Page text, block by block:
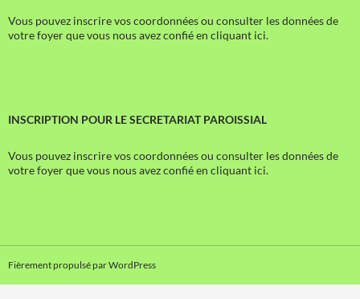
Vous pouvez inscrire vos coordonnées ou consulter les données de
votre foyer que vous nous avez confié en cliquant ici.
INSCRIPTION POUR LE SECRETARIAT PAROISSIAL
Vous pouvez inscrire vos coordonnées ou consulter les données de
votre foyer que vous nous avez confié en cliquant ici.
Fièrement propulsé par WordPress